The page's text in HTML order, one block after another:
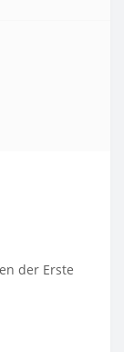
der Erste